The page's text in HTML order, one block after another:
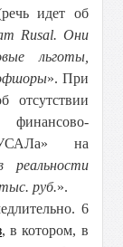
идет об
Rusal. Они
льготы,
». При
отсутствии
на
реальности
руб.».
6
, в котором, в